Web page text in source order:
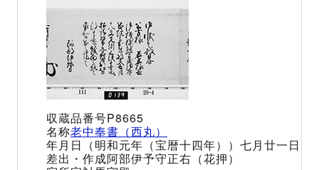
P8665
老中奉書（西丸）
（明和元年（宝暦十四年））七月廿一日
阿部伊予守正右（花押）